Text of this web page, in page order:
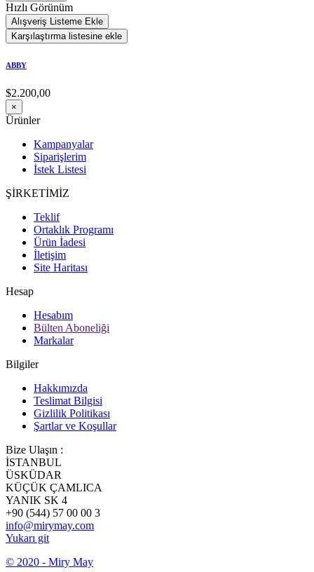
Hızlı Görünüm
Alışveriş Listeme Ekle
Karşılaştırma listesine ekle
ABBY
$2.200,00
×
Ürünler
Kampanyalar
Siparişlerim
İstek Listesi
ŞİRKETİMİZ
Teklif
Ortaklık Programı
Ürün İadesi
İletişim
Site Haritası
Hesap
Hesabım
Bülten Aboneliği
Markalar
Bilgiler
Hakkımızda
Teslimat Bilgisi
Gizlilik Politikası
Şartlar ve Koşullar
Bize Ulaşın :
İSTANBUL
ÜSKÜDAR
KÜÇÜK ÇAMLICA
YANIK SK 4
+90 (544) 57 00 00 3
info@mirymay.com
Yukarı git
© 2020 - Miry May